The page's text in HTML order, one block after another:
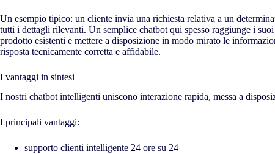
Un esempio tipico: un cliente invia una richiesta relativa a un
tutti i dettagli rilevanti. Un semplice chatbot qui spesso raggiunge i
prodotto esistenti e mettere a disposizione in modo mirato le
risposta tecnicamente corretta e affidabile.
I vantaggi in sintesi
I nostri chatbot intelligenti uniscono interazione rapida, messa a
I principali vantaggi:
supporto clienti intelligente 24 ore su 24